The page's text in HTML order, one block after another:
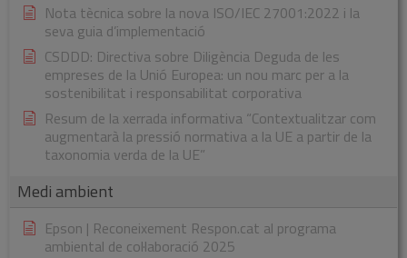
Nota tècnica sobre la nova ISO/IEC 27001:2022 i la
seva guia d’implementació
CSDDD: Directiva sobre Diligència Deguda de les
empreses de la Unió Europea: un nou marc per a la
sostenibilitat i responsabilitat corporativa
Resum de la xerrada informativa “Contextualitzar com
augmentarà la pressió normativa a la UE a partir de la
taxonomia verda de la UE”
Medi ambient
Epson | Reconeixement Respon.cat al programa
ambiental de col·laboració 2025